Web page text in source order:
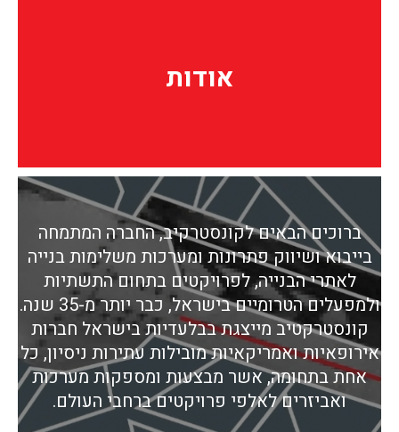
אודות
אודות
ברוכים הבאים לקונסטרקיב, החברה המתמחה
בייבוא ושיווק פתרונות ומערכות משלימות בנייה
לאתרי הבנייה, לפרויקטים בתחום התשתיות
ולמפעלים הטרומיים בישראל, כבר יותר מ-35 שנה.
קונסטרקטיב מייצגת בבלעדיות בישראל חברות
אירופאיות ואמריקאיות מובילות עתירות ניסיון, כל
אחת בתחומה, אשר מבצעות ומספקות מערכות
ואביזרים לאלפי פרויקטים ברחבי העולם.